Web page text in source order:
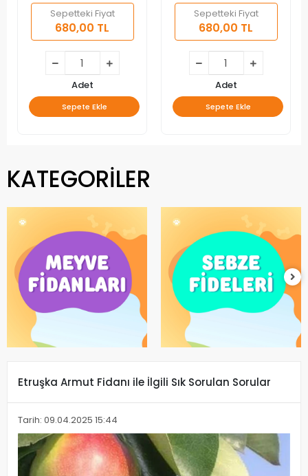
Sepetteki Fiyat
680,00 TL
Adet
Sepete Ekle
Sepetteki Fiyat
680,00 TL
Adet
Sepete Ekle
KATEGORİLER
Etruşka Armut Fidanı ile İlgili Sık Sorulan Sorular
Tarih: 09.04.2025 15:44